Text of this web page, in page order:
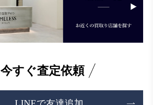
今すぐ査定依頼